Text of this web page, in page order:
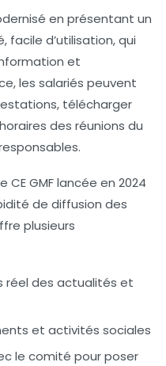
en présentant un
facile d’utilisation, qui
et
les salariés peuvent
télécharger
des réunions du
CE GMFlancée en 2024
de diffusion des
plusieurs
réel des actualités et
et activités sociales
le comité pour poser